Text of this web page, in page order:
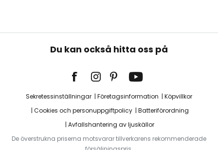
Du kan också hitta oss på
Sekretessinställningar Företagsinformation
Köpvillkor
Cookies och personuppgiftpolicy
Batteriförordning
Avfallshantering av ljuskällor
De överstrukna priserna motsvarar tillverkarens rekommenderade